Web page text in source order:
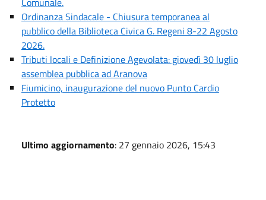
Ordinanza Sindacale - Chiusura temporanea al
pubblico della Biblioteca Civica G. Regeni 8-22 Agosto
2026.
Tributi locali e Definizione Agevolata: giovedì 30 luglio
assemblea pubblica ad Aranova
Fiumicino, inaugurazione del nuovo Punto Cardio
Protetto
Ultimo aggiornamento: 27 gennaio 2026, 15:43